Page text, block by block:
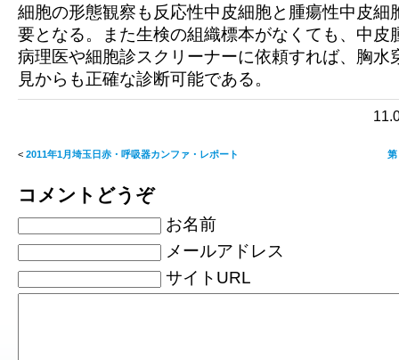
細胞の形態観察も反応性中皮細胞と腫瘍性中皮細
要となる。また生検の組織標本がなくても、中皮
病理医や細胞診スクリーナーに依頼すれば、胸水
見からも正確な診断可能である。
< 2011年1月埼玉日赤・呼吸器カンファ・レポート 第
コメントどうぞ
お名前
メールアドレス
サイトURL